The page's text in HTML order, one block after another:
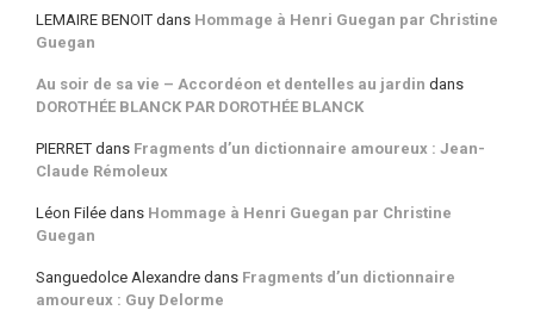
LEMAIRE BENOIT dans Hommage à Henri Guegan par Christine
Guegan
Au soir de sa vie – Accordéon et dentelles au jardin dans
DOROTHÉE BLANCK PAR DOROTHÉE BLANCK
PIERRET dans Fragments d’un dictionnaire amoureux : Jean-
Claude Rémoleux
Léon Filée dans Hommage à Henri Guegan par Christine
Guegan
Sanguedolce Alexandre dans Fragments d’un dictionnaire
amoureux : Guy Delorme